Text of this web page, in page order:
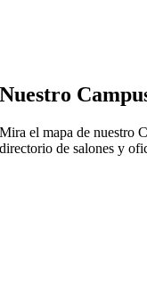
Nuestro
Mira el mapa de nuestro
directorio de salones y